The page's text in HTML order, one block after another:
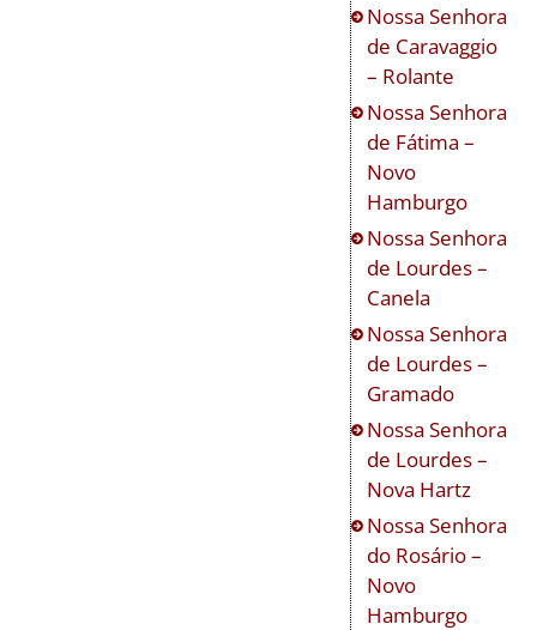
Nossa Senhora
de Caravaggio
– Rolante
Nossa Senhora
de Fátima –
Novo
Hamburgo
Nossa Senhora
de Lourdes –
Canela
Nossa Senhora
de Lourdes –
Gramado
Nossa Senhora
de Lourdes –
Nova Hartz
Nossa Senhora
do Rosário –
Novo
Hamburgo